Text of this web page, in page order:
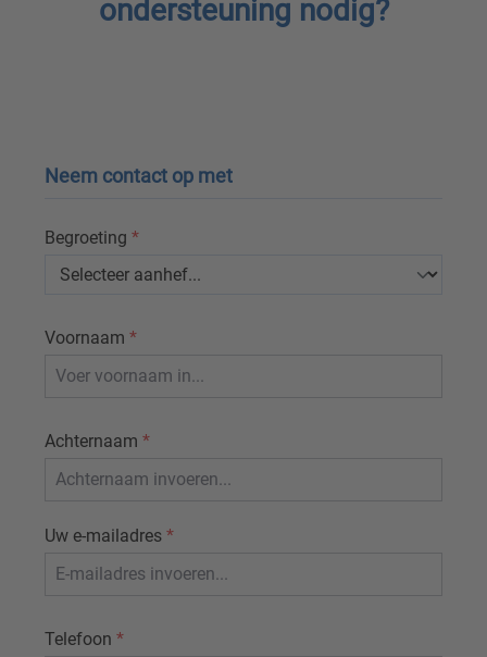
ondersteuning nodig?
Neem contact op met
Begroeting *
Voornaam *
Achternaam *
Uw e-mailadres *
Telefoon *